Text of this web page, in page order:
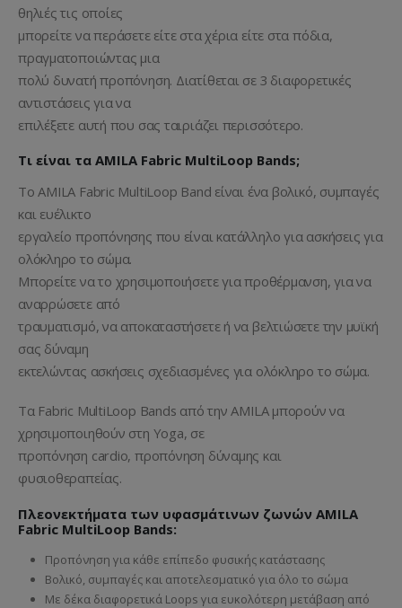
θηλιές τις οποίες
μπορείτε να περάσετε είτε στα χέρια είτε στα πόδια,
πραγματοποιώντας μια
πολύ δυνατή προπόνηση. Διατίθεται σε 3 διαφορετικές
αντιστάσεις για να
επιλέξετε αυτή που σας ταιριάζει περισσότερο.
Τι είναι τα AMILA Fabric MultiLoop Bands;
Το AMILA Fabric MultiLoop Band είναι ένα βολικό, συμπαγές
και ευέλικτο
εργαλείο προπόνησης που είναι κατάλληλο για ασκήσεις για
ολόκληρο το σώμα.
Μπορείτε να το χρησιμοποιήσετε για προθέρμανση, για να
αναρρώσετε από
τραυματισμό, να αποκαταστήσετε ή να βελτιώσετε την μυϊκή
σας δύναμη
εκτελώντας ασκήσεις σχεδιασμένες για ολόκληρο το σώμα.
Τα Fabric MultiLoop Bands από την AMILA μπορούν να
χρησιμοποιηθούν στη Yoga, σε
προπόνηση cardio, προπόνηση δύναμης και
φυσιοθεραπείας.
Πλεονεκτήματα των υφασμάτινων ζωνών AMILA
Fabric MultiLoop Bands:
Προπόνηση για κάθε επίπεδο φυσικής κατάστασης
Βολικό, συμπαγές και αποτελεσματικό για όλο το σώμα
Με δέκα διαφορετικά Loops για ευκολότερη μετάβαση από